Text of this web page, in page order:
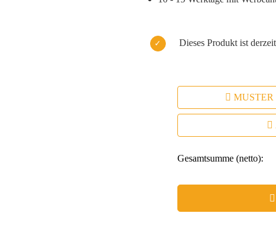
– Praktischer Nutzen steigert
– Sichtbarkeit des Logos sorgt
Dieses Produkt ist
MUSTER
Gesamtsumme (netto):